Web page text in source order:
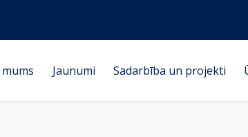
Jaunumi Sadarbība un projekti